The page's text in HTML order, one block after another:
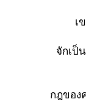
เ
จักเป็
กฎของ